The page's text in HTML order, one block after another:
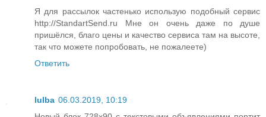
Я для рассылок частенько использую подобный сервис
http://StandartSend.ru Мне он очень даже по душе
пришёлся, благо цены и качество сервиса там на высоте,
так что можете попробовать, не пожалеете)
Ответить
lulba 06.03.2019, 10:19